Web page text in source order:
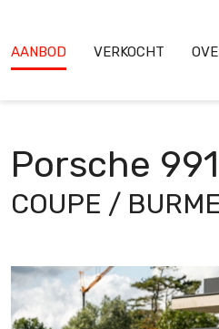
AANBOD VERKOCHT
Porsche
COUPE /